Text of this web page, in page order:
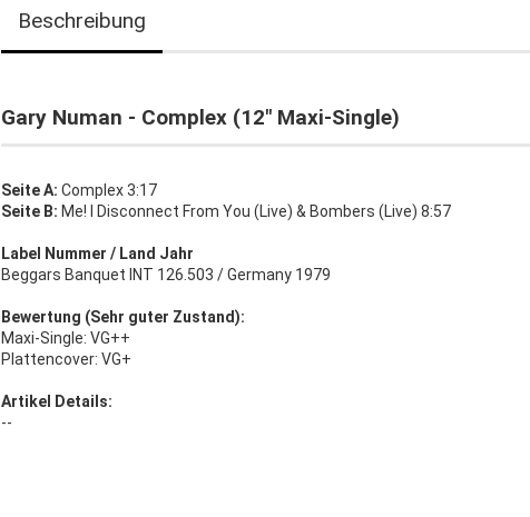
Beschreibung
Gary Numan - Complex (12" Maxi-Single)
Seite A: Complex 3:17
Seite B: Me! I Disconnect From You (Live) & Bombers (Live) 8:57
Label Nummer / Land Jahr
Beggars Banquet INT 126.503 / Germany 1979
Bewertung (Sehr guter Zustand):
Maxi-Single: VG++
Plattencover: VG+
Artikel Details:
--